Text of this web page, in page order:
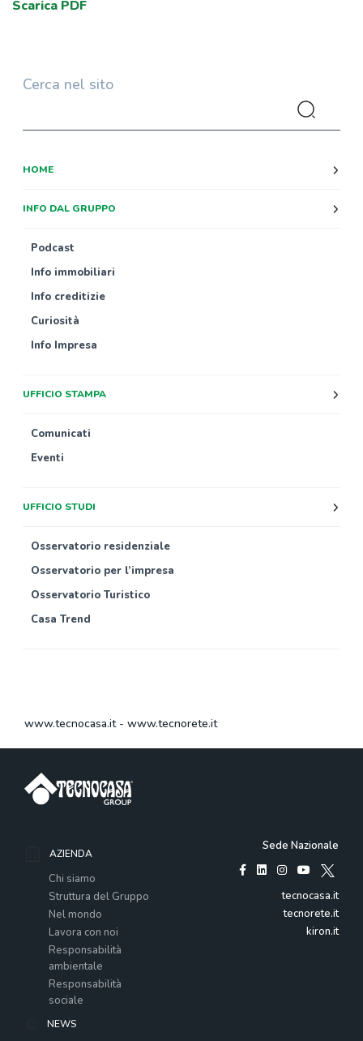
Scarica PDF
Cerca nel sito
HOME
INFO DAL GRUPPO
Podcast
Info immobiliari
Info creditizie
Curiosità
Info Impresa
UFFICIO STAMPA
Comunicati
Eventi
UFFICIO STUDI
Osservatorio residenziale
Osservatorio per l’impresa
Osservatorio Turistico
Casa Trend
www.tecnocasa.it- www.tecnorete.it
AZIENDA
Chi siamo
Struttura del Gruppo
Nel mondo
Lavora con noi
Responsabilità
ambientale
Responsabilità
sociale
NEWS
Sede Nazionale
tecnocasa.it
tecnorete.it
kiron.it